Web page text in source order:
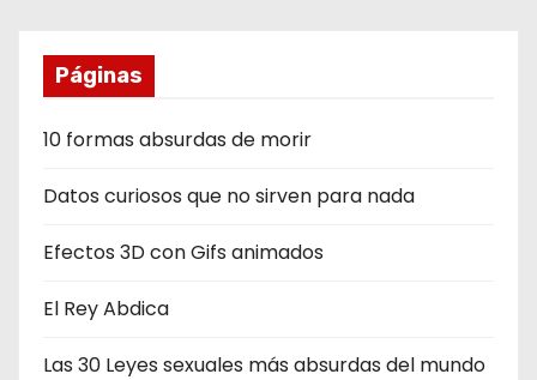
Páginas
10 formas absurdas de morir
Datos curiosos que no sirven para nada
Efectos 3D con Gifs animados
El Rey Abdica
Las 30 Leyes sexuales más absurdas del mundo